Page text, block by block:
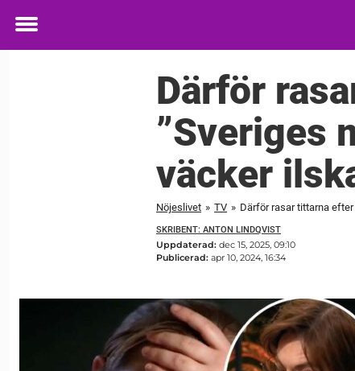
Toggle
Därför
”Sveriges
väcker
Nöjeslivet » TV » Därför rasar tittarna
SKRIBENT: ANTON LINDQVIST
Uppdaterad: dec 15, 2025, 09:10
Publicerad: apr 10, 2024, 16:34